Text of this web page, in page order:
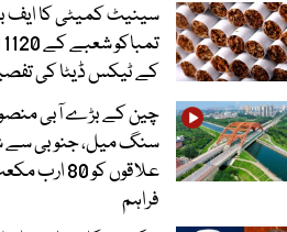
سینیٹ کمیٹی کا ایف
کے ٹیکس ڈیٹا کی
چین کے بڑے آبی
سنگ میل، جنوبی سے
علاقوں کو 80
فراہم